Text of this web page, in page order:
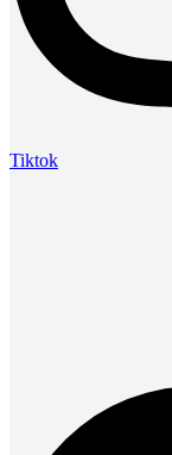
Tiktok